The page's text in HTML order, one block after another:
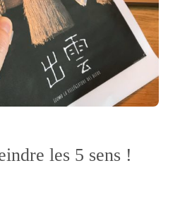
les 5 sens !